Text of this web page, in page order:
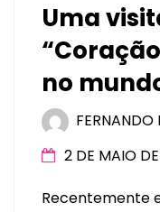
Uma
no
2 DE MAIO
Recentemente